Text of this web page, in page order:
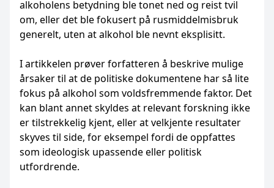
alkoholens betydning ble tonet ned og reist tvil
om, eller det ble fokusert på rusmiddelmisbruk
generelt, uten at alkohol ble nevnt eksplisitt.
I artikkelen prøver forfatteren å beskrive mulige
årsaker til at de politiske dokumentene har så lite
fokus på alkohol som voldsfremmende faktor. Det
kan blant annet skyldes at relevant forskning ikke
er tilstrekkelig kjent, eller at velkjente resultater
skyves til side, for eksempel fordi de oppfattes
som ideologisk upassende eller politisk
utfordrende.